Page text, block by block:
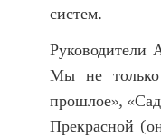
систем.
Руководители
Мы не только
прошлое»,
Прекрасной